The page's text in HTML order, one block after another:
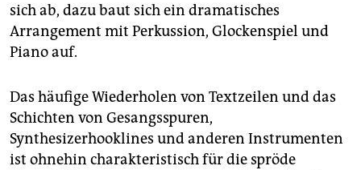
sich ab, dazu baut sich ein dramatisches
Arrangement mit Perkussion, Glockenspiel und
Piano auf.
Das häufige Wiederholen von Textzeilen und das
Schichten von Gesangsspuren,
Synthesizerhooklines und anderen Instrumenten
ist ohnehin charakteristisch für die spröde